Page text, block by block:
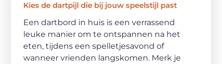
Kies de dartpijl die bij jouw speelstijl past
Een dartbord in huis is een verrassend
leuke manier om te ontspannen na het
eten, tijdens een spelletjesavond of
wanneer vrienden langskomen. Merk je